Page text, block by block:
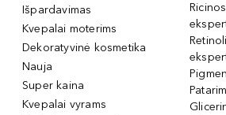
Išpardavimas
Kvepalai moterims
Dekoratyvinė kosmetika
Nauja
Super kaina
Kvepalai vyrams